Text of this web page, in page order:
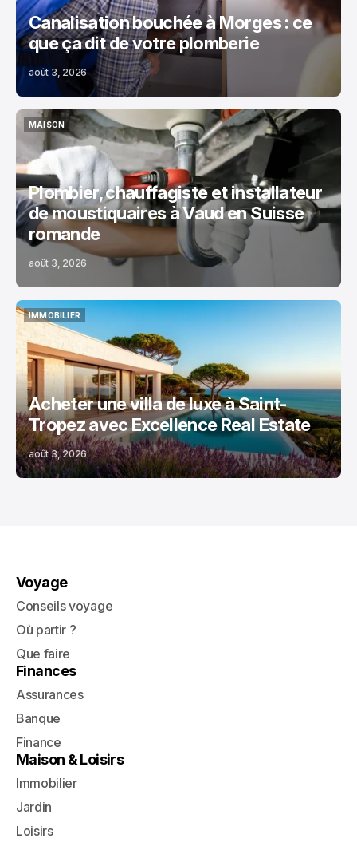
Canalisation bouchée à Morges : ce
que ça dit de votre plomberie
août 3, 2026
MAISON
MAISON
Plombier, chauffagiste et installateur
de moustiquaires à Vaud en Suisse
romande
août 3, 2026
IMMOBILIER
IMMOBILIER
Acheter une villa de luxe à Saint-
Tropez avec Excellence Real Estate
août 3, 2026
Voyage
Conseils voyage
Où partir ?
Que faire
Finances
Assurances
Banque
Finance
Maison & Loisirs
Immobilier
Jardin
Loisirs